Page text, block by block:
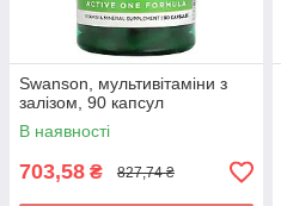
Swanson, мультивітаміни з
залізом, 90 капсул
В наявності
703,58 ₴ 827,74 ₴